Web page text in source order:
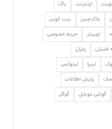
اینترنت باگ
بلاک‌چین بیت کوین
توییتر حریم خصوصی
امنیتی رمزارز
لیبرا لینوکس
هک پایش اطلاعات
گوشی موبایل گوگل